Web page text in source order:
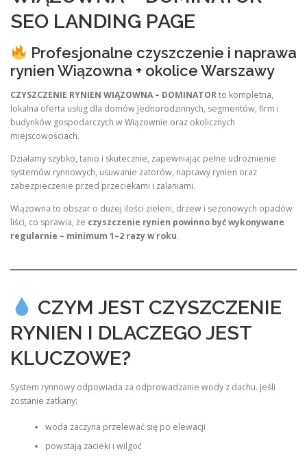
SEO LANDING PAGE
Profesjonalne czyszczenie i naprawa
rynien Wiązowna + okolice Warszawy
CZYSZCZENIE RYNIEN WIĄZOWNA – DOMINATORto kompletna,
lokalna oferta usług dla domów jednorodzinnych, segmentów, firm i
budynków gospodarczych w Wiązownie oraz okolicznych
miejscowościach.
Działamy szybko, tanio i skutecznie, zapewniając pełne udrożnienie
systemów rynnowych, usuwanie zatorów, naprawy rynien oraz
zabezpieczenie przed przeciekami i zalaniami.
Wiązowna to obszar o dużej ilości zieleni, drzew i sezonowych opadów
liści, co sprawia, że czyszczenie rynien powinno być wykonywane
regularnie – minimum 1–2 razy w roku.
CZYM JEST CZYSZCZENIE
RYNIEN I DLACZEGO JEST
KLUCZOWE?
System rynnowy odpowiada za odprowadzanie wody z dachu. Jeśli
zostanie zatkany:
woda zaczyna przelewać się po elewacji
powstają zacieki i wilgoć